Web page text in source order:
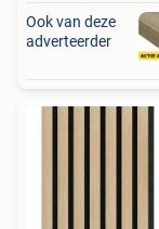
Ook van deze
adverteerder